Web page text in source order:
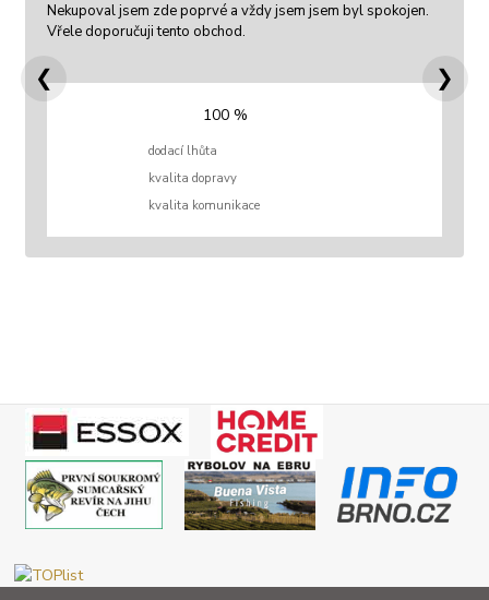
Nekupoval jsem zde poprvé a vždy jsem jsem byl spokojen.
Vřele doporučuji tento obchod.
100 %
dodací lhůta
kvalita dopravy
kvalita komunikace
❮ ❯